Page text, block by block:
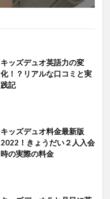
キッズデュオ英語力の変
化！？リアルな口コミと実
践記
キッズデュオ料金最新版
2022！きょうだい２人入会
時の実際の料金